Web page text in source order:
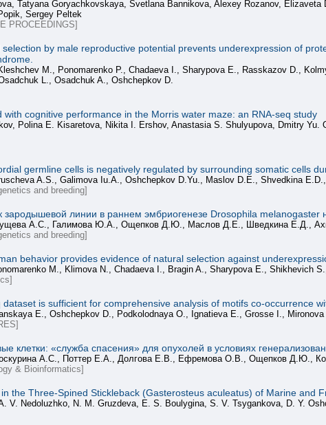
Tatyana Goryachkovskaya, Svetlana Bannikova, Alexey Rozanov,
Sergey Peltek
PROCEEDINGS]
selection by male reproductive potential prevents underexpression of
M., Ponomarenko P., Chadaeva I., Sharypova E., Rasskazov D.,
L., Osadchuk A., Oshchepkov D.
with cognitive performance in the Morris water maze: an RNA-seq study
Polina E. Kisaretova, Nikita I. Ershov, Anastasia S. Shulyupova, Dmitry
germline cells is negatively regulated by surrounding somatic cells
A.S., Galimova Iu.A., Oshchepkov D.Yu., Maslov D.E., Shvedkina
and breeding]
зародышевой линии в раннем эмбриогенезе Drosophila melanogaster
А.С., Галимова Ю.А., Ощепков Д.Ю., Маслов Д.Е., Шведкина Е.Д.,
and breeding]
behavior provides evidence of natural selection against
M., Klimova N., Chadaeva I., Bragin A., Sharypova E., Shikhevich
dataset is sufficient for comprehensive analysis of motifs co-occurrence
E., Oshchepkov D., Podkolodnaya O., Ignatieva E., Grosse I., Mironova
клетки: «служба спасения» для опухолей в условиях
А.С., Поттер Е.А., Долгова Е.В., Ефремова О.В., Ощепков Д.Ю.,
& Bioinformatics]
the Three-Spined Stickleback (Gasterosteus aculeatus) of Marine and
V. Nedoluzhko, N. M. Gruzdeva, E. S. Boulygina, S. V. Tsygankova, D. Y.